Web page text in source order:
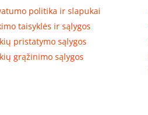
politika ir slapukai
taisyklės ir sąlygos
pristatymo sąlygos
grąžinimo sąlygos